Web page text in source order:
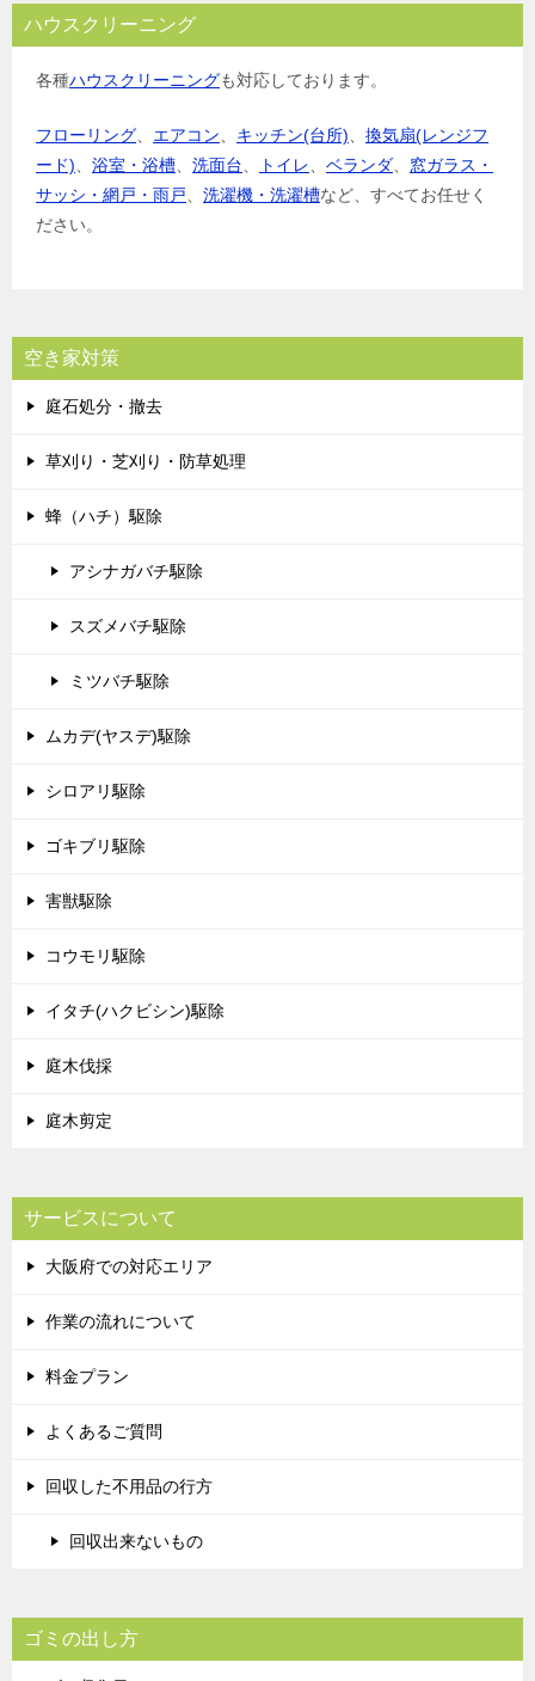
ハウスクリーニング
各種ハウスクリーニングも対応しております。
フローリング エアコン キッチン(台所)
換気扇(レンジフ
ード)
浴室・浴槽 洗面台 トイレ ベランダ
窓ガラス・
サッシ・網戸・雨戸
洗濯機・洗濯槽など、すべてお任せく
ださい。
空き家対策
庭石処分・撤去
草刈り・芝刈り・防草処理
蜂（ハチ）駆除
アシナガバチ駆除
スズメバチ駆除
ミツバチ駆除
ムカデ(ヤスデ)駆除
シロアリ駆除
ゴキブリ駆除
害獣駆除
コウモリ駆除
イタチ(ハクビシン)駆除
庭木伐採
庭木剪定
サービスについて
大阪府での対応エリア
作業の流れについて
料金プラン
よくあるご質問
回収した不用品の行方
回収出来ないもの
ゴミの出し方